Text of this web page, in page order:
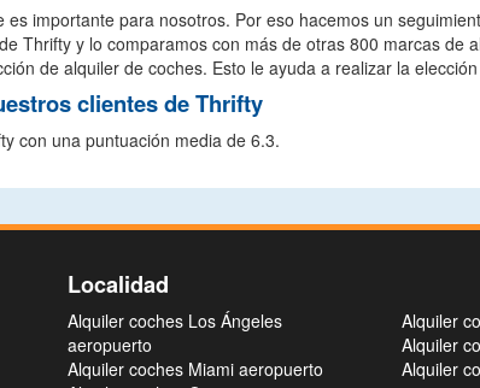
es importante para nosotros. Por eso hacemos un
Thrifty y lo comparamos con más de otras 800 marcas
de alquiler de coches. Esto le ayuda a realizar la
clientes de Thrifty
con una puntuación media de 6.3.
Localidad
Alquiler coches Los Ángeles
aeropuerto
Alquiler coches Miami aeropuerto
Alquiler
Alquiler
Alquiler